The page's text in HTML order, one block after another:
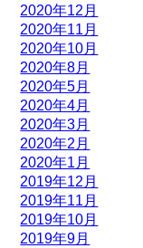
2020年12月
2020年11月
2020年10月
2020年8月
2020年5月
2020年4月
2020年3月
2020年2月
2020年1月
2019年12月
2019年11月
2019年10月
2019年9月